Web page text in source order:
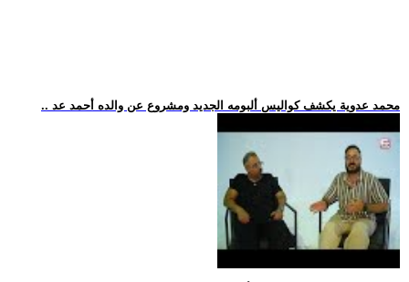
.. محمد عدوية يكشف كواليس ألبومه الجديد ومشروع عن والده أحمد عد